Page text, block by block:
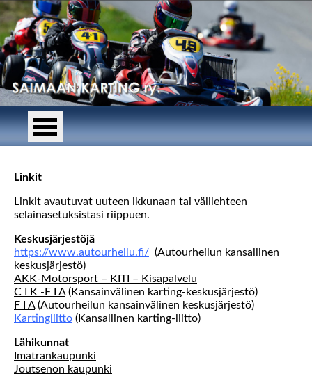
Linkit
Linkit avautuvat uuteen ikkunaan tai välilehteen
selainasetuksistasi riippuen.
Keskusjärjestöjä
https://www.autourheilu.fi/ (Autourheilun kansallinen
keskusjärjestö)
AKK-Motorsport – KITI – Kisapalvelu
C I K -F I A(Kansainvälinen karting-keskusjärjestö)
F I A(Autourheilun kansainvälinen keskusjärjestö)
Kartingliitto (Kansallinen karting-liitto)
Lähikunnat
Imatrankaupunki
Joutsenon kaupunki